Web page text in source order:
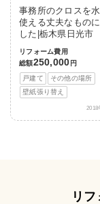
事務所のクロスを
使える丈夫なもの
した|栃木県日光市
リフォーム費用
総額250,000 円
戸建て
その他の場所
壁紙張り替え
2018
リ